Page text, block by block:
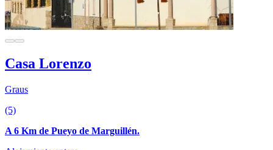
Casa Lorenzo
Graus
(5)
A 6 Km de Pueyo de Marguillén.